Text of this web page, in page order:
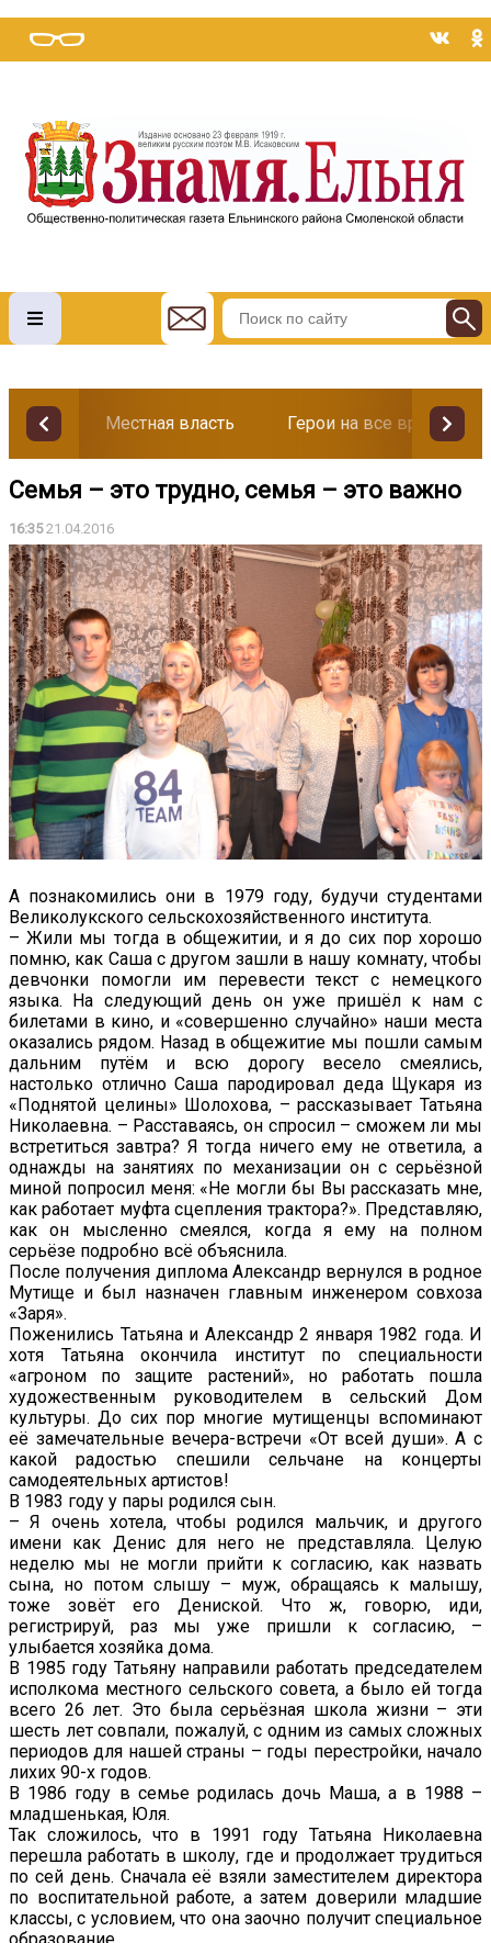
Местная власть Герои на все времена
Семья – это трудно, семья – это важно
16:3521.04.2016
А познакомились они в 1979 году, будучи студентами
Великолукского сельскохозяйственного института.
– Жили мы тогда в общежитии, и я до сих пор хорошо
помню, как Саша с другом зашли в нашу комнату, чтобы
девчонки помогли им перевести текст с немецкого
языка. На следующий день он уже пришёл к нам с
билетами в кино, и «совершенно случайно» наши места
оказались рядом. Назад в общежитие мы пошли самым
дальним путём и всю дорогу весело смеялись,
настолько отлично Саша пародировал деда Щукаря из
«Поднятой целины» Шолохова, – рассказывает Татьяна
Николаевна. – Расставаясь, он спросил – сможем ли мы
встретиться завтра? Я тогда ничего ему не ответила, а
однажды на занятиях по механизации он с серьёзной
миной попросил меня: «Не могли бы Вы рассказать мне,
как работает муфта сцепления трактора?». Представляю,
как он мысленно смеялся, когда я ему на полном
серьёзе подробно всё объяснила.
После получения диплома Александр вернулся в родное
Мутище и был назначен главным инженером совхоза
«Заря».
Поженились Татьяна и Александр 2 января 1982 года. И
хотя Татьяна окончила институт по специальности
«агроном по защите растений», но работать пошла
художественным руководителем в сельский Дом
культуры. До сих пор многие мутищенцы вспоминают
её замечательные вечера-встречи «От всей души». А с
какой радостью спешили сельчане на концерты
самодеятельных артистов!
В 1983 году у пары родился сын.
– Я очень хотела, чтобы родился мальчик, и другого
имени как Денис для него не представляла. Целую
неделю мы не могли прийти к согласию, как назвать
сына, но потом слышу – муж, обращаясь к малышу,
тоже зовёт его Дениской. Что ж, говорю, иди,
регистрируй, раз мы уже пришли к согласию, –
улыбается хозяйка дома.
В 1985 году Татьяну направили работать председателем
исполкома местного сельского совета, а было ей тогда
всего 26 лет. Это была серьёзная школа жизни – эти
шесть лет совпали, пожалуй, с одним из самых сложных
периодов для нашей страны – годы перестройки, начало
лихих 90-х годов.
В 1986 году в семье родилась дочь Маша, а в 1988 –
младшенькая, Юля.
Так сложилось, что в 1991 году Татьяна Николаевна
перешла работать в школу, где и продолжает трудиться
по сей день. Сначала её взяли заместителем директора
по воспитательной работе, а затем доверили младшие
классы, с условием, что она заочно получит специальное